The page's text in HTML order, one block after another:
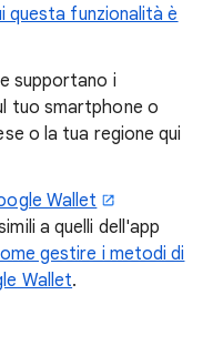
questa funzionalità è
supportano i
tuo smartphone o
o la tua regione qui
Wallet
a quelli dell'app
gestire i metodi di
Wallet.